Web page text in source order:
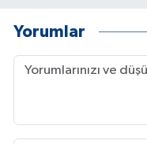
Yorumlar